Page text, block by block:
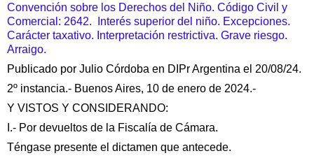
Convención sobre los Derechos del Niño. Código Civil y
Comercial: 2642. Interés superior del niño. Excepciones.
Carácter taxativo. Interpretación restrictiva. Grave riesgo.
Arraigo.
Publicado por Julio Córdoba en DIPr Argentina el 20/08/24.
2º instancia.- Buenos Aires, 10 de enero de 2024.-
Y VISTOS Y CONSIDERANDO:
I.- Por devueltos de la Fiscalía de Cámara.
Téngase presente el dictamen que antecede.